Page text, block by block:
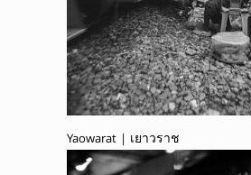
Yaowarat | เยาวราช